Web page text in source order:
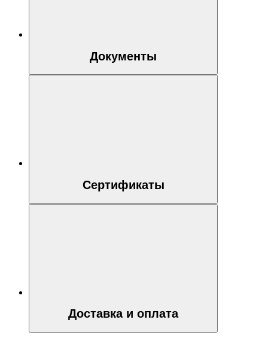
Документы
Сертификаты
Доставка и оплата